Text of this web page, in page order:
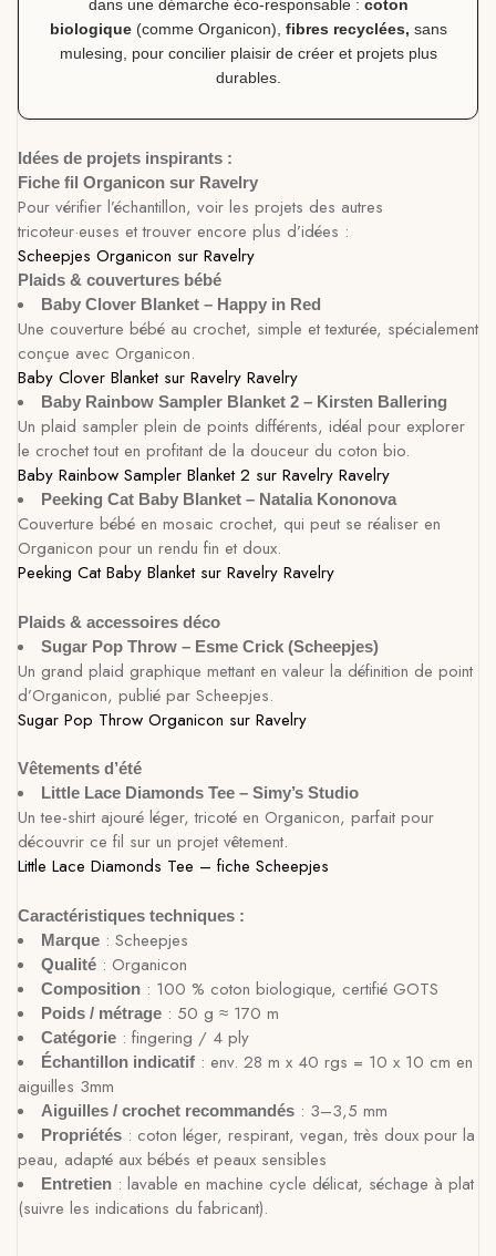
dans une démarche éco-responsable : coton
biologique(comme Organicon), fibres recyclées, sans
mulesing, pour concilier plaisir de créer et projets plus
durables.
Idées de projets inspirants :
Fiche fil Organicon sur Ravelry
Pour vérifier l’échantillon, voir les projets des autres
tricoteur·euses et trouver encore plus d’idées :
Scheepjes Organicon sur Ravelry
Plaids & couvertures bébé
Baby Clover Blanket – Happy in Red
Une couverture bébé au crochet, simple et texturée, spécialement
conçue avec Organicon.
Baby Clover Blanket sur Ravelry Ravelry
Baby Rainbow Sampler Blanket 2 – Kirsten Ballering
Un plaid sampler plein de points différents, idéal pour explorer
le crochet tout en profitant de la douceur du coton bio.
Baby Rainbow Sampler Blanket 2 sur Ravelry Ravelry
Peeking Cat Baby Blanket – Natalia Kononova
Couverture bébé en mosaic crochet, qui peut se réaliser en
Organicon pour un rendu fin et doux.
Peeking Cat Baby Blanket sur Ravelry Ravelry
Plaids & accessoires déco
Sugar Pop Throw – Esme Crick (Scheepjes)
Un grand plaid graphique mettant en valeur la définition de point
d’Organicon, publié par Scheepjes.
Sugar Pop Throw Organicon sur Ravelry
Vêtements d’été
Little Lace Diamonds Tee – Simy’s Studio
Un tee-shirt ajouré léger, tricoté en Organicon, parfait pour
découvrir ce fil sur un projet vêtement.
Little Lace Diamonds Tee – fiche Scheepjes
Caractéristiques techniques :
Marque : Scheepjes
Qualité : Organicon
Composition : 100 % coton biologique, certifié GOTS
Poids / métrage : 50 g ≈ 170 m
Catégorie : fingering / 4 ply
Échantillon indicatif : env. 28 m x 40 rgs = 10 x 10 cm en
aiguilles 3mm
Aiguilles / crochet recommandés : 3–3,5 mm
Propriétés : coton léger, respirant, vegan, très doux pour la
peau, adapté aux bébés et peaux sensibles
Entretien : lavable en machine cycle délicat, séchage à plat
(suivre les indications du fabricant).